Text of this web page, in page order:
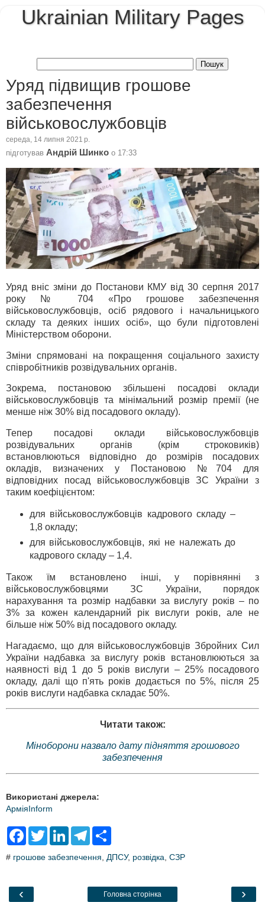
Ukrainian Military Pages
Уряд підвищив грошове
забезпечення
військовослужбовців
середа, 14 липня 2021 р.
підготував Андрій Шинко о 17:33
Уряд вніс зміни до Постанови КМУ від 30 серпня 2017
року № 704 «Про грошове забезпечення
військовослужбовців, осіб рядового і начальницького
складу та деяких інших осіб», що були підготовлені
Міністерством оборони.
Зміни спрямовані на покращення соціального захисту
співробітників розвідувальних органів.
Зокрема, постановою збільшені посадові оклади
військовослужбовців та мінімальний розмір премії (не
менше ніж 30% від посадового окладу).
Тепер посадові оклади військовослужбовців
розвідувальних органів (крім строковиків)
встановлюються відповідно до розмірів посадових
окладів, визначених у Постановою №704 для
відповідних посад військовослужбовців ЗС України з
таким коефіцієнтом:
для військовослужбовців кадрового складу –
1,8 окладу;
для військовослужбовців, які не належать до
кадрового складу – 1,4.
Також їм встановлено інші, у порівнянні з
військовослужбовцями ЗС України, порядок
нарахування та розмір надбавки за вислугу років – по
3% за кожен календарний рік вислуги років, але не
більше ніж 50% від посадового окладу.
Нагадаємо, що для військовослужбовців Збройних Сил
України надбавка за вислугу років встановлюються за
наявності від 1 до 5 років вислуги – 25% посадового
окладу, далі що п'ять років додається по 5%, після 25
років вислуги надбавка складає 50%.
Читати також:
Міноборони назвало дату підняття грошового
забезпечення
Використані джерела:
АрміяInform
F
e
o
T
t
L
k
T
e
a
r
# грошове забезпечення ДПСУ, розвідка СЗР
‹ ›
Головна сторінка